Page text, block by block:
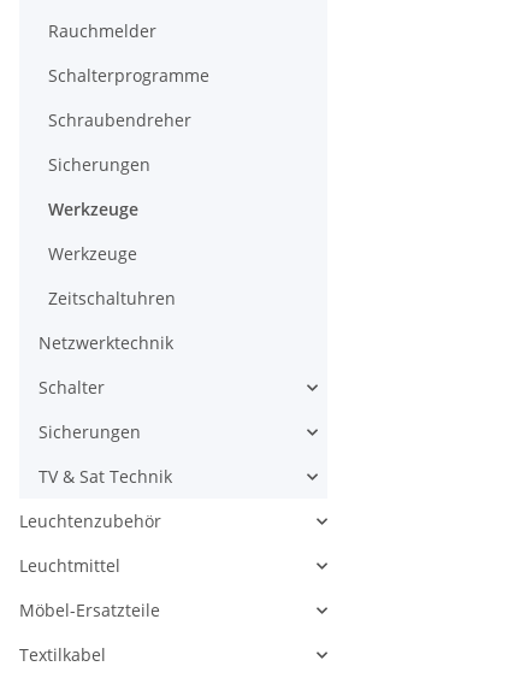
Rauchmelder
Schalterprogramme
Schraubendreher
Sicherungen
Werkzeuge
Werkzeuge
Zeitschaltuhren
Netzwerktechnik
Schalter
Sicherungen
TV & Sat Technik
Leuchtenzubehör
Leuchtmittel
Möbel-Ersatzteile
Textilkabel